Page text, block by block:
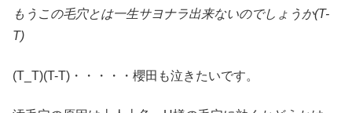
もうこの毛穴とは一生サヨナラ出来ないのでしょうか(T-
T)
(T_T)(T-T)・・・・・櫻田も泣きたいです。